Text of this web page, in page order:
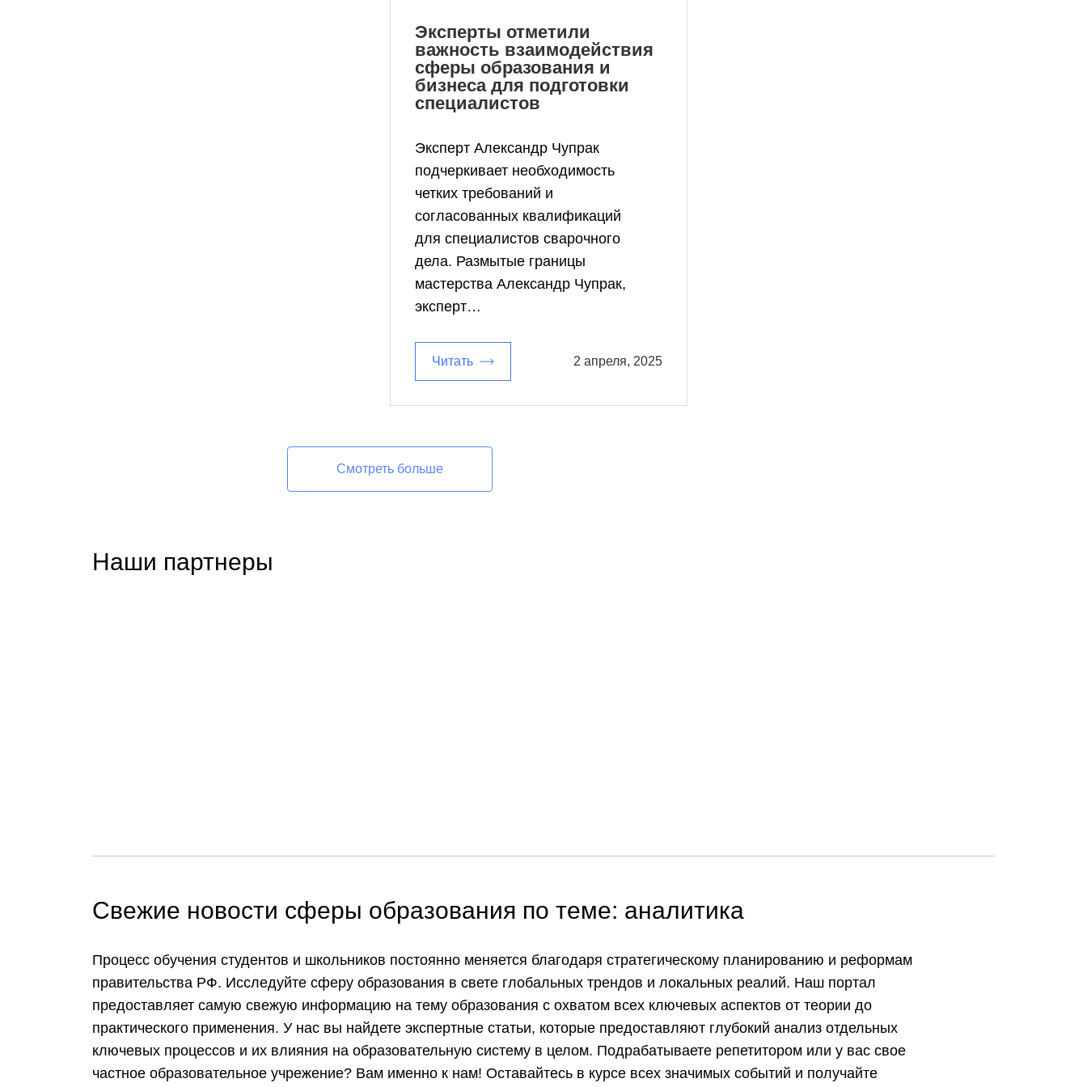
Эксперты отметили
важность взаимодействия
сферы образования и
бизнеса для подготовки
специалистов
Эксперт Александр Чупрак
подчеркивает необходимость
четких требований и
согласованных квалификаций
для специалистов сварочного
дела. Размытые границы
мастерства Александр Чупрак,
эксперт…
Читать 2 апреля, 2025
Смотреть больше
Наши партнеры
Свежие новости сферы образования по теме: аналитика
Процесс обучения студентов и школьников постоянно меняется благодаря стратегическому планированию и реформам
правительства РФ. Исследуйте сферу образования в свете глобальных трендов и локальных реалий. Наш портал
предоставляет самую свежую информацию на тему образования с охватом всех ключевых аспектов от теории до
практического применения. У нас вы найдете экспертные статьи, которые предоставляют глубокий анализ отдельных
ключевых процессов и их влияния на образовательную систему в целом. Подрабатываете репетитором или у вас свое
частное образовательное учрежение? Вам именно к нам! Оставайтесь в курсе всех значимых событий и получайте